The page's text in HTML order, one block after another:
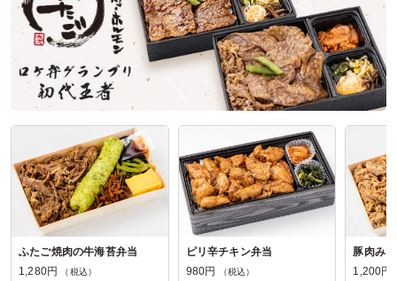
ふたご焼肉の牛海苔弁当
1,280円
（税込）
ピリ辛チキン弁当
980円
（税込）
豚肉み
1,200円